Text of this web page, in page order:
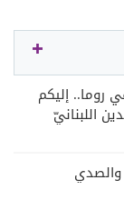
روما.. إليكم
اللبنانيّ
والصدي